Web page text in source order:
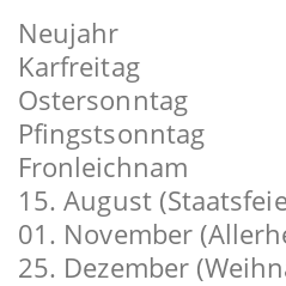
Neujahr
Karfreitag
Ostersonntag
Pfingstsonntag
Fronleichnam
15. August
01. November
25. Dezember